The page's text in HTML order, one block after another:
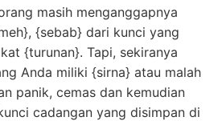
masih menganggapnya
{sebab} dari kunci yang
{turunan}. Tapi, sekiranya
Anda miliki {sirna} atau malah
panik, cemas dan kemudian
cadangan yang disimpan di